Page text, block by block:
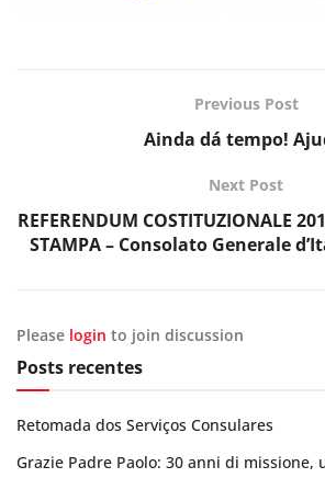
Previous Post
Ainda dá tempo!
Next Post
REFERENDUM COSTITUZIONALE
STAMPA – Consolato Generale
Please login to join discussion
Posts recentes
Retomada dos Serviços Consulares
Grazie Padre Paolo: 30 anni di missione,